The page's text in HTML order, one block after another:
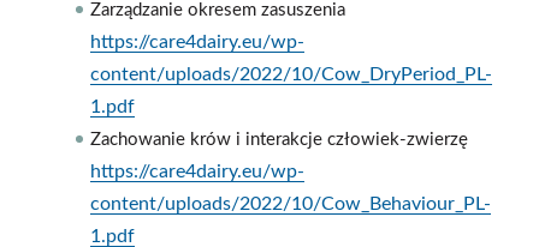
Zarządzanie okresem zasuszenia
https://care4dairy.eu/wp-
content/uploads/2022/10/Cow_DryPeriod_PL-
1.pdf
Zachowanie krów i interakcje człowiek-zwierzę
https://care4dairy.eu/wp-
content/uploads/2022/10/Cow_Behaviour_PL-
1.pdf